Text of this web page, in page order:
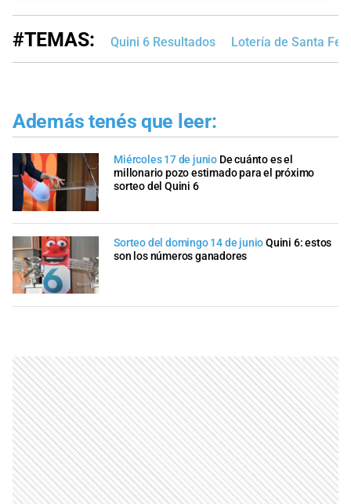
#TEMAS: Quini 6 Resultados Lotería de Santa Fe
Además tenés que leer:
Miércoles 17 de junio De cuánto es el
millonario pozo estimado para el próximo
sorteo del Quini 6
Sorteo del domingo 14 de junioQuini 6: estos
son los números ganadores